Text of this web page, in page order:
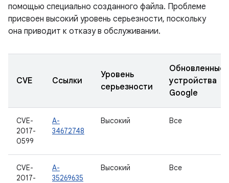
помощью специально созданного файла. Проблеме
присвоен высокий уровень серьезности, поскольку
она приводит к отказу в обслуживании.
CVE Ссылки
Уровень
серьезности
Обновленные
устройства
Google
CVE-
2017-
0599
A-
34672748
Высокий Все
CVE-
2017-
A-
35269635
Высокий Все